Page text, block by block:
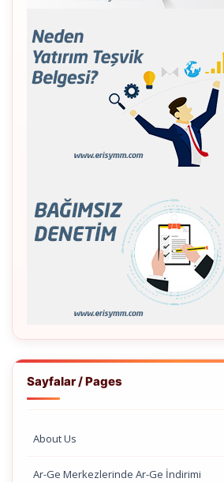
Sayfalar / Pages
About Us
Ar-Ge Merkezlerinde Ar-Ge İndirimi